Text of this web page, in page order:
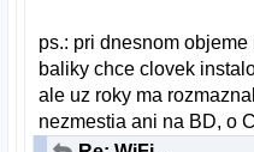
ps.: pri dnesnom
baliky chce clovek
ale uz roky ma
nezmestia ani na BD, o